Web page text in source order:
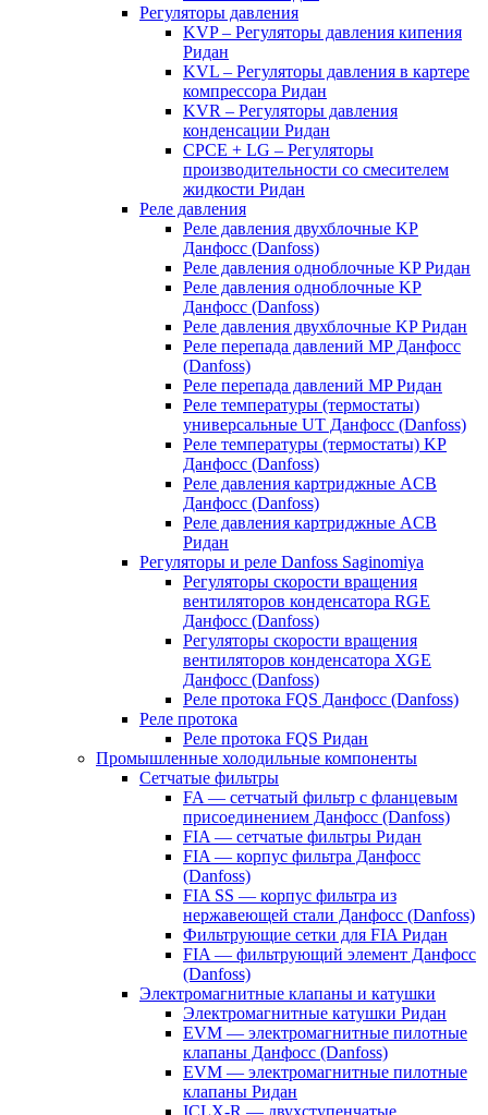
Регуляторы давления
KVP – Регуляторы давления кипения
Ридан
KVL – Регуляторы давления в картере
компрессора Ридан
KVR – Регуляторы давления
конденсации Ридан
CPCE + LG – Регуляторы
производительности со смесителем
жидкости Ридан
Реле давления
Реле давления двухблочные KP
Данфосс (Danfoss)
Реле давления одноблочные KP Ридан
Реле давления одноблочные KP
Данфосс (Danfoss)
Реле давления двухблочные KP Ридан
Реле перепада давлений MP Данфосс
(Danfoss)
Реле перепада давлений MP Ридан
Реле температуры (термостаты)
универсальные UT Данфосс (Danfoss)
Реле температуры (термостаты) KP
Данфосс (Danfoss)
Реле давления картриджные ACB
Данфосс (Danfoss)
Реле давления картриджные ACB
Ридан
Регуляторы и реле Danfoss Saginomiya
Регуляторы скорости вращения
вентиляторов конденсатора RGE
Данфосс (Danfoss)
Регуляторы скорости вращения
вентиляторов конденсатора XGE
Данфосс (Danfoss)
Реле протока FQS Данфосс (Danfoss)
Реле протока
Реле протока FQS Ридан
Промышленные холодильные компоненты
Сетчатые фильтры
FA — сетчатый фильтр с фланцевым
присоединением Данфосс (Danfoss)
FIA — сетчатые фильтры Ридан
FIA — корпус фильтра Данфосс
(Danfoss)
FIA SS — корпус фильтра из
нержавеющей стали Данфосс (Danfoss)
Фильтрующие сетки для FIA Ридан
FIA — фильтрующий элемент Данфосс
(Danfoss)
Электромагнитные клапаны и катушки
Электромагнитные катушки Ридан
EVM — электромагнитные пилотные
клапаны Данфосс (Danfoss)
EVM — электромагнитные пилотные
клапаны Ридан
ICLX-R — двухступенчатые